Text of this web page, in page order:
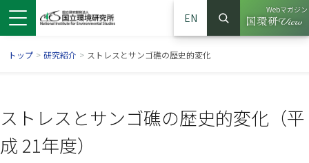
EN
サイト内検索
検索
Webマガジン
（別ウイ
トップ > 研究紹介 > ストレスとサンゴ礁の歴史的変化
ストレスとサンゴ礁の歴史的変化（平
成 21年度）